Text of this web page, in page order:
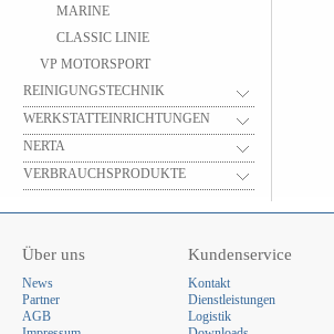
MARINE
CLASSIC LINIE
VP MOTORSPORT
REINIGUNGSTECHNIK
WERKSTATTEINRICHTUNGEN
NERTA
VERBRAUCHSPRODUKTE
Über uns
News
Partner
AGB
Kundenservice
Kontakt
Dienstleistungen
Logistik